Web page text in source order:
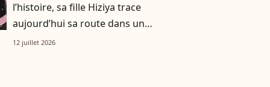
l’histoire, sa fille Hiziya trace
aujourd’hui sa route dans un
tout autre univers
12 juillet 2026